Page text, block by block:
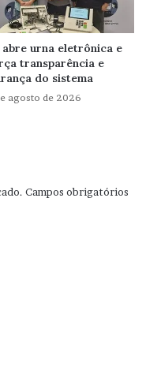
abre urna eletrônica e
transparência e
do sistema
agosto de 2026
Campos obrigatórios